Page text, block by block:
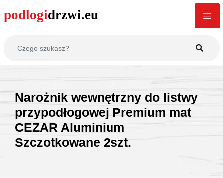
Narożnik wewnętrzny do listwy
przypodłogowej Premium mat
CEZAR Aluminium
Szczotkowane 2szt.